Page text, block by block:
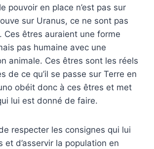
pouvoir en place n’est pas sur
sur Uranus, ce ne sont pas
Ces êtres auraient une forme
pas humaine avec une
animale. Ces êtres sont les réels
de ce qu’il se passe sur Terre en
obéit donc à ces êtres et met
lui est donné de faire.
respecter les consignes qui lui
et d’asservir la population en